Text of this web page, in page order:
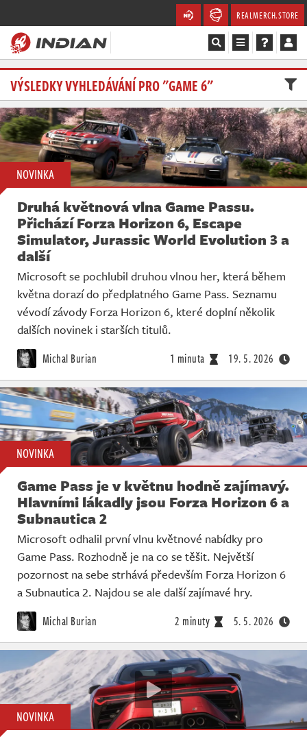
REALMERCH.STORE
Magazín
Recenze
Videa
Soutěže
Databáze
Komunita
Redakce
Živě
VÝSLEDKY VYHLEDÁVÁNÍ PRO "GAME 6"
NOVINKA
Druhá květnová vlna Game Passu.
Přichází Forza Horizon 6, Escape
Simulator, Jurassic World Evolution 3 a
další
Microsoft se pochlubil druhou vlnou her, která během
května dorazí do předplatného Game Pass. Seznamu
vévodí závody Forza Horizon 6, které doplní několik
dalších novinek i starších titulů.
Michal Burian 1 minuta 19. 5. 2026
NOVINKA
Game Pass je v květnu hodně zajímavý.
Hlavními lákadly jsou Forza Horizon 6 a
Subnautica 2
Microsoft odhalil první vlnu květnové nabídky pro
Game Pass. Rozhodně je na co se těšit. Největší
pozornost na sebe strhává především Forza Horizon 6
a Subnautica 2. Najdou se ale další zajímavé hry.
Michal Burian 2 minuty 5. 5. 2026
NOVINKA